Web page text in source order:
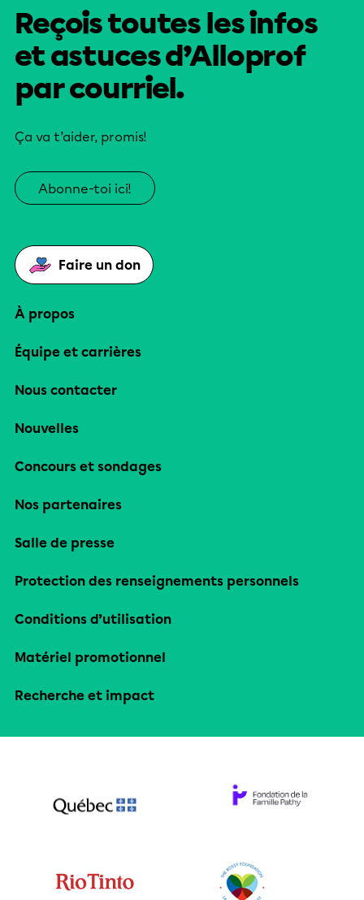
Reçois toutes les infos
et astuces d’Alloprof
par courriel.
Ça va t’aider, promis!
Abonne-toi ici!
Faire un don
À propos
Équipe et carrières
Nous contacter
Nouvelles
Concours et sondages
Nos partenaires
Salle de presse
Protection des renseignements personnels
Conditions d’utilisation
Matériel promotionnel
Recherche et impact